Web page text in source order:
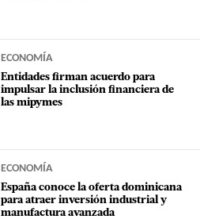
ECONOMÍA
Entidades firman acuerdo para
impulsar la inclusión financiera de
las mipymes
ECONOMÍA
España conoce la oferta dominicana
para atraer inversión industrial y
manufactura avanzada